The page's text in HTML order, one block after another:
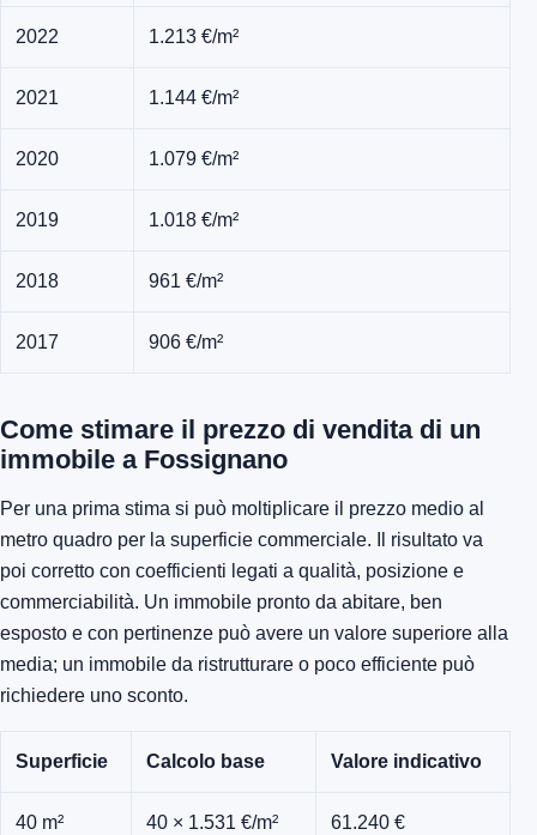
2022 1.213 €/m²
2021 1.144 €/m²
2020 1.079 €/m²
2019 1.018 €/m²
2018 961 €/m²
2017 906 €/m²
Come stimare il prezzo di vendita di un
immobile a Fossignano
Per una prima stima si può moltiplicare il prezzo medio al
metro quadro per la superficie commerciale. Il risultato va
poi corretto con coefficienti legati a qualità, posizione e
commerciabilità. Un immobile pronto da abitare, ben
esposto e con pertinenze può avere un valore superiore alla
media; un immobile da ristrutturare o poco efficiente può
richiedere uno sconto.
Superficie Calcolo base Valore indicativo
40 m² 40 × 1.531 €/m² 61.240 €